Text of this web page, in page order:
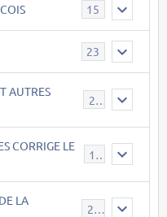
15
23
AUTRES
22
CORRIGE LE
15
LA
23